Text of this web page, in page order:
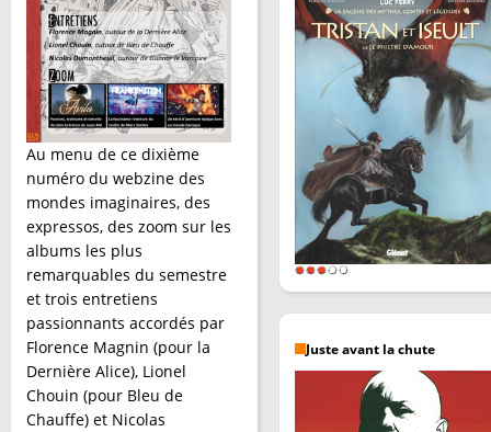
Au menu de ce dixième
numéro du webzine des
mondes imaginaires, des
expressos, des zoom sur les
albums les plus
remarquables du semestre
et trois entretiens
passionnants accordés par
Florence Magnin (pour la
Dernière Alice), Lionel
Chouin (pour Bleu de
Chauffe) et Nicolas
Juste avant la chute